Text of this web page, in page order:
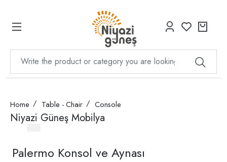
Home Table - Chair Console
Niyazi Güneş Mobilya
Palermo Konsol ve Aynası